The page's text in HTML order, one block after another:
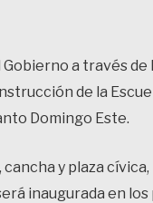
a través de
de la
Domingo Este.
y plaza
inaugurada en